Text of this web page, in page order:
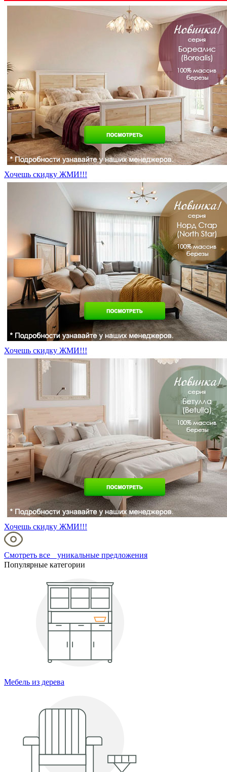
Хочешь скидку ЖМИ!!!
Хочешь скидку ЖМИ!!!
Хочешь скидку ЖМИ!!!
Смотреть все уникальные предложения
Популярные категории
Мебель из дерева